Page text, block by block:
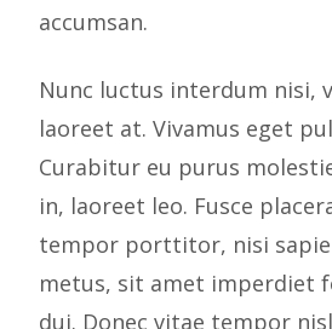
accumsan.
Nunc luctus interdum nisi,
laoreet at. Vivamus eget
Curabitur eu purus
in, laoreet leo. Fusce
tempor porttitor, nisi
metus, sit amet imperdiet
dui. Donec vitae tempor